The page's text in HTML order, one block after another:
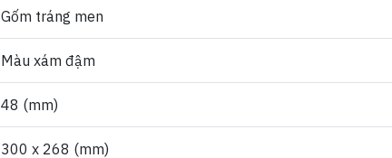
Gốm tráng men
Màu xám đậm
48 (mm)
300 x 268 (mm)